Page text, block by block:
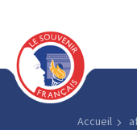
Accueil